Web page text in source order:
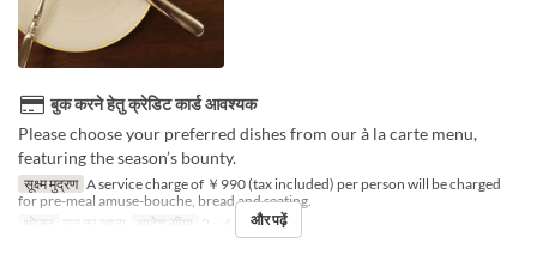
बुक करने हेतु क्रेडिट कार्ड आवश्यक
Please choose your preferred dishes from our à la carte menu,
featuring the season’s bounty.
सूक्ष्म मुद्रण A service charge of ￥990 (tax included) per person will be charged
for pre-meal amuse-bouche, bread and seating.
भोजन
रात का खाना आदेश सीमा 2 ~ 4 और पढ़ें